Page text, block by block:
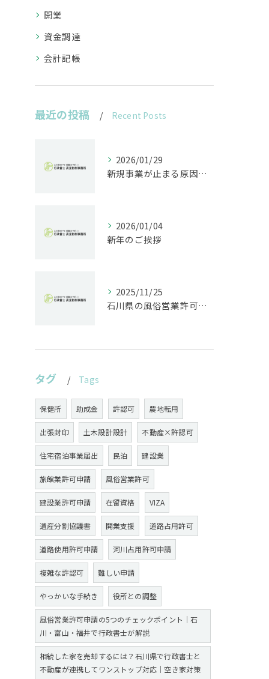
開業
資金調達
会計記帳
最近の投稿 Recent Posts
2026/01/29
新規事業が止まる原因は法規制｜開発前に行うべきリスク診断とは
2026/01/04
新年のご挨拶
2025/11/25
石川県の風俗営業許可なら行政書士高見裕樹事務所｜金沢・野々市・白山対応｜警察事前相談から図面作成まで
タグ Tags
保健所 助成金 許認可 農地転用
出張封印 土木設計設計 不動産×許認可
住宅宿泊事業届出 民泊 建設業
旅館業許可申請 風俗営業許可
建設業許可申請 在留資格 VIZA
遺産分割協議書 開業支援 道路占用許可
道路使用許可申請 河川占用許可申請
複雑な許認可 難しい申請
やっかいな手続き 役所との調整
風俗営業許可申請の5つのチェックポイント｜石
川・富山・福井で行政書士が解説
相続した家を売却するには？石川県で行政書士と
不動産が連携してワンストップ対応｜空き家対策